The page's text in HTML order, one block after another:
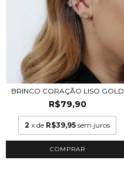
BRINCO CORAÇÃO LISO GOLD
R$79,90
2 x de R$39,95 sem juros
COMPRAR